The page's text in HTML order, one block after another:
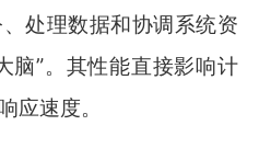
处理数据和协调系统资
脑”。其性能直接影响计
应速度。